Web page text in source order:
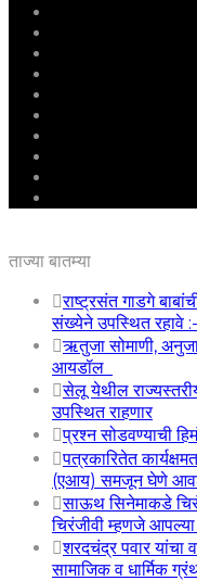
ताज्या बातम्या
राष्ट्रसंत गाडगे
संख्येने उपस्थित रहावे
ऋतुजा सोमाणी,
आयडॉल
सेलू येथील
उपस्थित राहणार
प्रश्न सोडवण्याची
पत्रकारितेत
(एआय) समजून घेणे
साऊथ सिनेमाकडे
चिरंजीवी म्हणजे
शरदचंद्र पवार यांचा
सामाजिक व धार्मिक